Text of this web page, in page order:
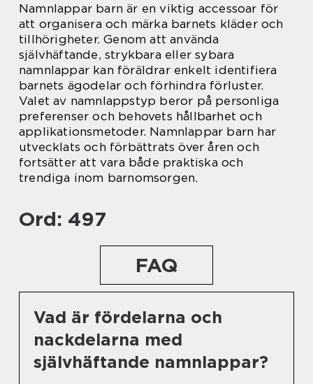
Namnlappar barn är en viktig accessoar för
att organisera och märka barnets kläder och
tillhörigheter. Genom att använda
självhäftande, strykbara eller sybara
namnlappar kan föräldrar enkelt identifiera
barnets ägodelar och förhindra förluster.
Valet av namnlappstyp beror på personliga
preferenser och behovets hållbarhet och
applikationsmetoder. Namnlappar barn har
utvecklats och förbättrats över åren och
fortsätter att vara både praktiska och
trendiga inom barnomsorgen.
Ord: 497
FAQ
Vad är fördelarna och
nackdelarna med
självhäftande namnlappar?